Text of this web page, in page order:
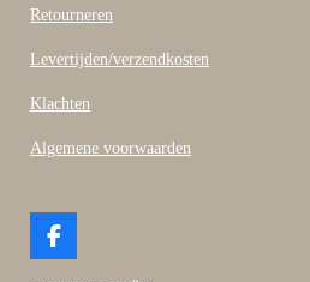
Retourneren
Levertijden/verzendkosten
Klachten
Algemene voorwaarden
F